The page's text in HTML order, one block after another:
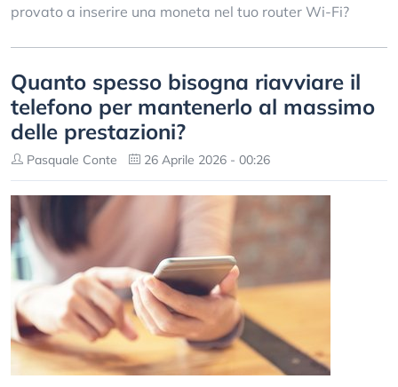
provato a inserire una moneta nel tuo router Wi-Fi?
Quanto spesso bisogna riavviare il
telefono per mantenerlo al massimo
delle prestazioni?
Pasquale Conte 26 Aprile 2026 - 00:26